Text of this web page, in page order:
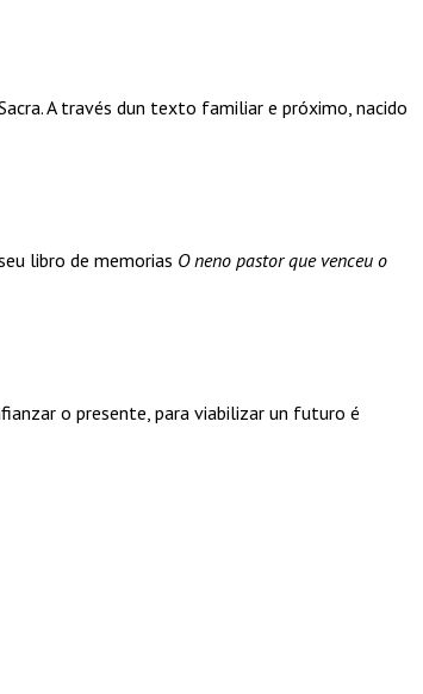
A través dun texto familiar e próximo, nacido
libro de memorias O neno pastor que venceu o
o presente, para viabilizar un futuro é